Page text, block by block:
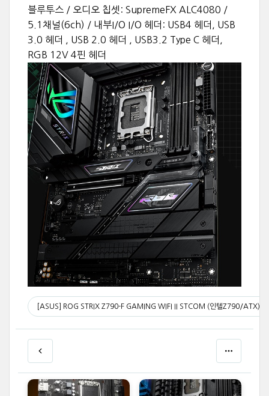
블루투스 / 오디오 칩셋: SupremeFX ALC4080 /
5.1채널(6ch) / 내부I/O I/O 헤더: USB4 헤더, USB
3.0 헤더 , USB 2.0 헤더 , USB3.2 Type C 헤더,
RGB 12V 4핀 헤더
[ASUS] ROG STRIX Z790-F GAMING WIFI II STCOM (인텔Z790/ATX) 메